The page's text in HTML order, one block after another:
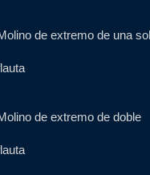
de extremo de una
de extremo de doble